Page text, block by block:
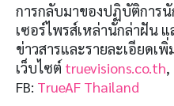
การกลับมาของปฏิบัติการ
เซอร์ไพรส์เหล่านักล่าฝัน
ข่าวสารและรายละเอียดเพิ่
เว็บไซต์ truevisions.co.th,
FB: TrueAF Thailand